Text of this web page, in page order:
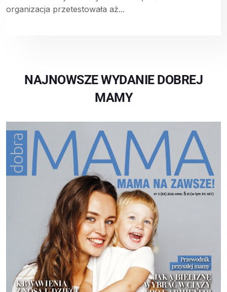
organizacja przetestowała aż...
NAJNOWSZE WYDANIE DOBREJ
MAMY